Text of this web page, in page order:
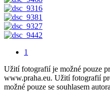
1
Užití fotografií je možné pouze
www.praha.eu. Užití fotografií
možné pouze se souhlasem